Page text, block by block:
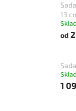
13
od
1